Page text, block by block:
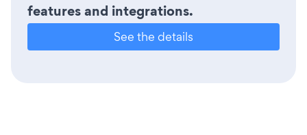
features and integrations.
See the details